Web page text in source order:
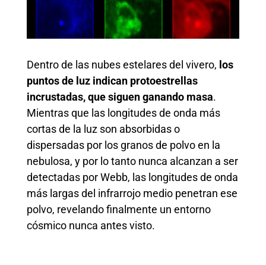
Dentro de las nubes estelares del vivero, los
puntos de luz indican protoestrellas
incrustadas, que siguen ganando masa.
Mientras que las longitudes de onda más
cortas de la luz son absorbidas o
dispersadas por los granos de polvo en la
nebulosa, y por lo tanto nunca alcanzan a ser
detectadas por Webb, las longitudes de onda
más largas del infrarrojo medio penetran ese
polvo, revelando finalmente un entorno
cósmico nunca antes visto.